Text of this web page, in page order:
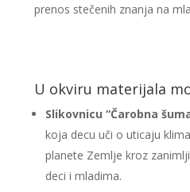
prenos stečenih znanja na
U okviru materijala
Slikovnicu “Čarobna
koja decu uči o uticaju
planete Zemlje kroz
deci i mladima.